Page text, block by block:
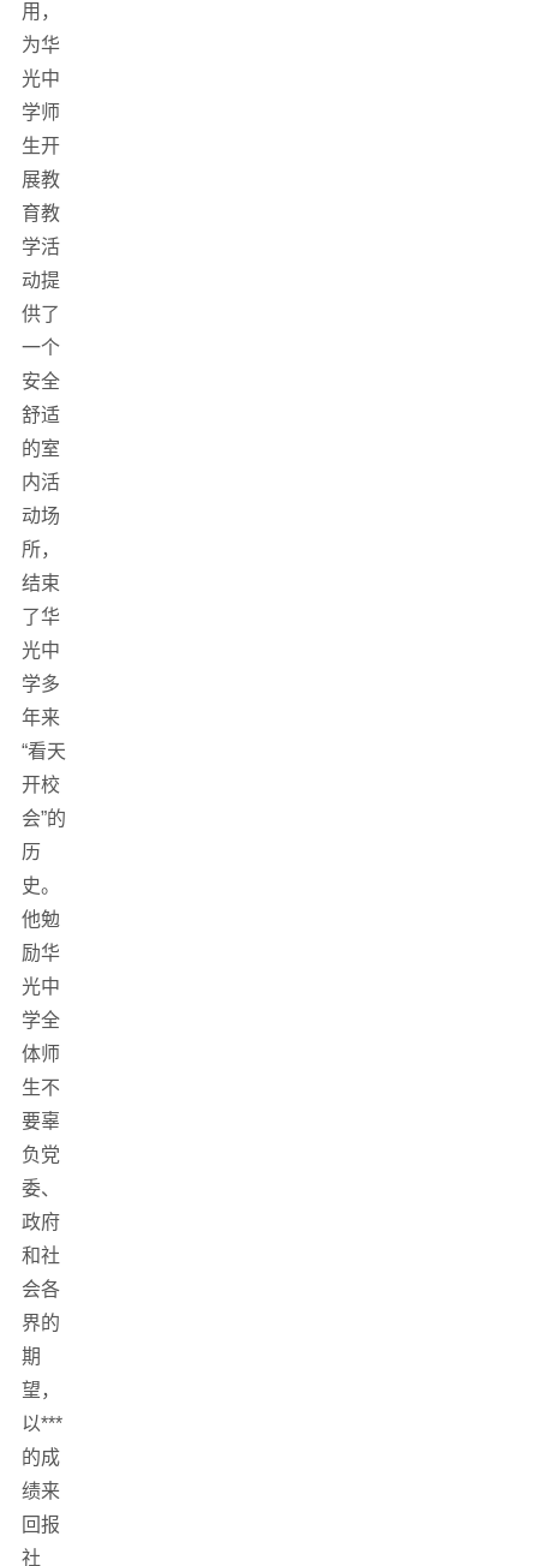
用，
为华
光中
学师
生开
展教
育教
学活
动提
供了
一个
安全
舒适
的室
内活
动场
所，
结束
了华
光中
学多
年来
“看天
开校
会”的
历
史。
他勉
励华
光中
学全
体师
生不
要辜
负党
委、
政府
和社
会各
界的
期
望，
以***
的成
绩来
回报
社